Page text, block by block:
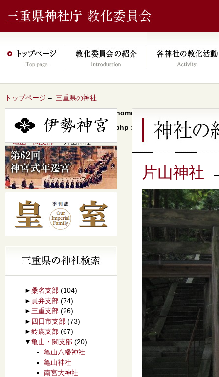
トップページ – 三重県の神社
/home/xs046278/mie-
content/themes/jinja2022/header.php on line
64
–亀山・関支部– 片山神社
片山神社
►桑名支部 (104)
► 員弁支部 (74)
► 三重支部 (26)
► 四日市支部 (73)
►鈴鹿支部 (67)
▼亀山・関支部 (20)
亀山八幡神社
亀山神社
南宮大神社